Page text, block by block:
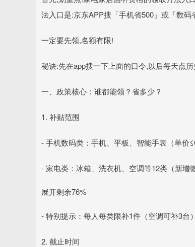
法入口是:京东APP搜「手机省500」或「数码
一定要先领,名额有限!
秘诀:先在app搜一下上面的口令,以后每天点
一、政策核心：谁都能领？省多少？
1. 补贴范围
- 手机数码类：手机、平板、智能手表（单价
- 家电类：冰箱、洗衣机、空调等12类（新增
展开剩余76%
- 特别提示：每人每类限补1件（空调可补3台
2. 截止时间